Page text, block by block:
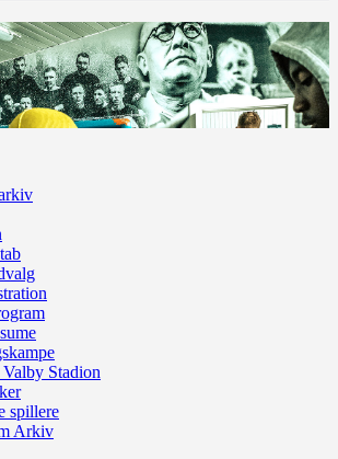
Stadion
spillere
Arkiv